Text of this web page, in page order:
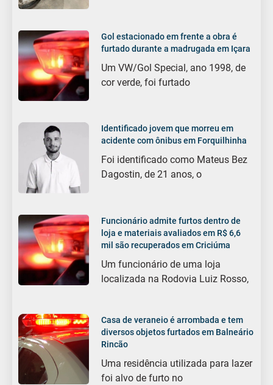
Gol estacionado em frente a obra é
furtado durante a madrugada em Içara
Um VW/Gol Special, ano 1998, de
cor verde, foi furtado
Identificado jovem que morreu em
acidente com ônibus em Forquilhinha
Foi identificado como Mateus Bez
Dagostin, de 21 anos, o
Funcionário admite furtos dentro de
loja e materiais avaliados em R$ 6,6
mil são recuperados em Criciúma
Um funcionário de uma loja
localizada na Rodovia Luiz Rosso,
Casa de veraneio é arrombada e tem
diversos objetos furtados em Balneário
Rincão
Uma residência utilizada para lazer
foi alvo de furto no